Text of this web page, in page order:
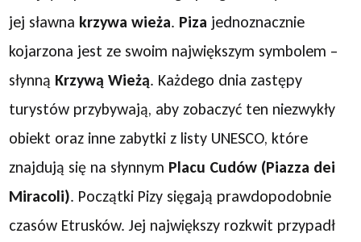
jej sławna krzywa wieża. Piza jednoznacznie
kojarzona jest ze swoim największym symbolem –
słynną Krzywą Wieżą. Każdego dnia zastępy
turystów przybywają, aby zobaczyć ten niezwykły
obiekt oraz inne zabytki z listy UNESCO, które
znajdują się na słynnym Placu Cudów (Piazza dei
Miracoli). Początki Pizy sięgają prawdopodobnie
czasów Etrusków. Jej największy rozkwit przypadł